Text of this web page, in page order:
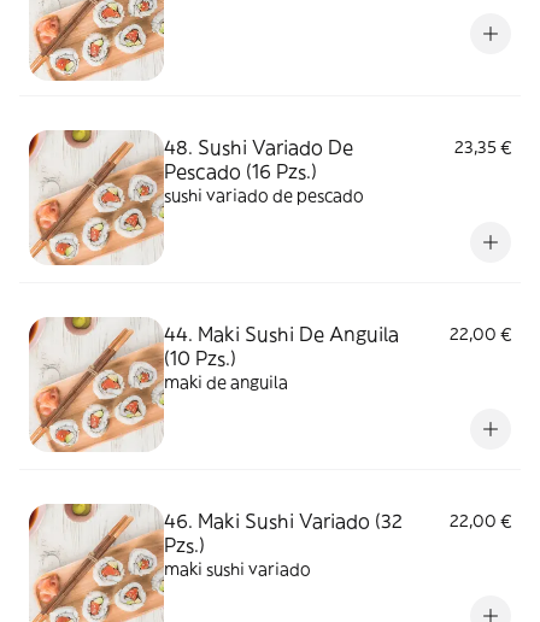
48. Sushi Variado De
Pescado (16 Pzs.)
23,35 €
sushi variado de pescado
44. Maki Sushi De Anguila
(10 Pzs.)
22,00 €
maki de anguila
46. Maki Sushi Variado (32
Pzs.)
22,00 €
maki sushi variado